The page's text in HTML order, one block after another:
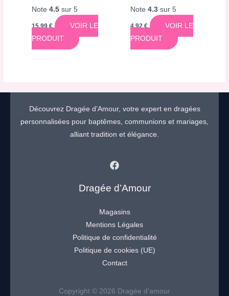
Note4.5 sur 5
15,99€
VOIR LE
PRODUIT
Note 4.3sur 5
4,92€
VOIR LE
PRODUIT
Découvrez Dragée d’Amour, votre expert en dragées
personnalisées pour baptêmes, communions et mariages,
alliant tradition et élégance.
Dragée d’Amour
Magasins
Mentions Légales
Politique de confidentialité
Politique de cookies (UE)
Contact
Copyright © 2026 Dragée d'amour